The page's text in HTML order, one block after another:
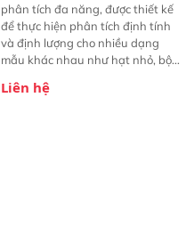
phân tích đa năng, được thiết kế
để thực hiện phân tích định tính
và định lượng cho nhiều dạng
mẫu khác nhau như hạt nhỏ, bột,
này cho phép bất kỳ ai cũng có
Liên hệ